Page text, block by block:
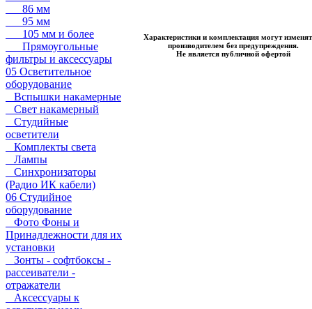
86 мм
95 мм
105 мм и более
Прямоугольные
фильтры и аксессуары
05 Осветительное
оборудование
Вспышки накамерные
Свет накамерный
Студийные
осветители
Комплекты света
Лампы
Синхронизаторы
(Радио ИК кабели)
06 Студийное
оборудование
Фото Фоны и
Принадлежности для их
установки
Зонты - софтбоксы -
рассеиватели -
отражатели
Аксессуары к
Характеристики и комплектация могут
производителем без предупреждения.
Не является публичной офертой